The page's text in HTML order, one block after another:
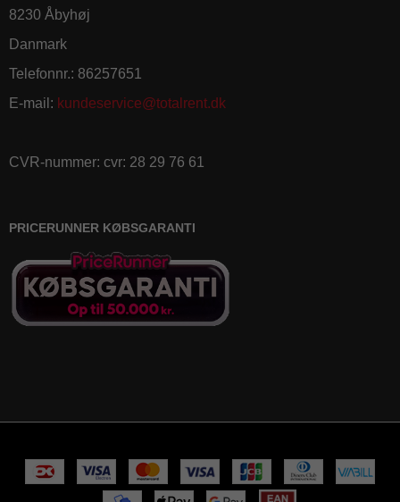
8230 Åbyhøj
Danmark
Telefonnr.: 86257651
E-mail : kundeservice@totalrent.dk
CVR-nummer: cvr: 28 29 76 61
PRICERUNNER KØBSGARANTI